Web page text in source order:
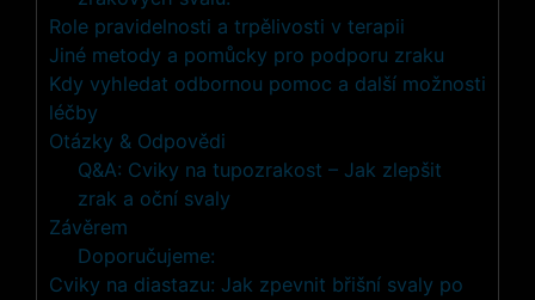
Role pravidelnosti a trpělivosti v terapii
Jiné metody a pomůcky pro podporu zraku
Kdy vyhledat odbornou pomoc a další možnosti
léčby
Otázky & Odpovědi
Q&A: Cviky na tupozrakost – Jak zlepšit
zrak a oční svaly
Závěrem
Doporučujeme:
Cviky na diastazu: Jak zpevnit břišní svaly po